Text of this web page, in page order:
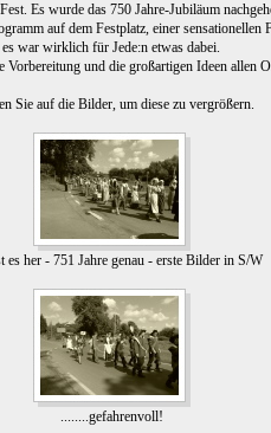
Es wurde das 750 Jahre-Jubiläum
auf dem Festplatz, einer
es war wirklich für Jede:n etwas dabei.
und die großartigen Ideen allen
Sie auf die Bilder, um diese zu vergrößern.
es her - 751 Jahre genau - erste Bilder in S/W
........gefahrenvoll!